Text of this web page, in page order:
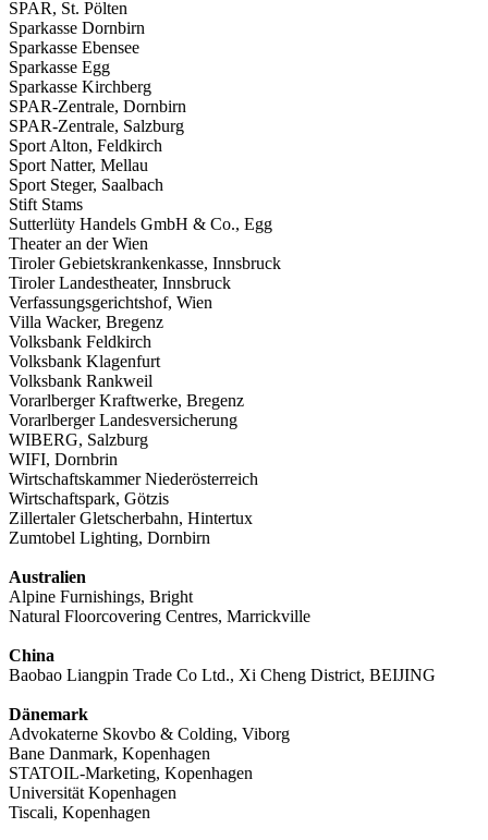
SPAR, St. Pölten
Sparkasse Dornbirn
Sparkasse Ebensee
Sparkasse Egg
Sparkasse Kirchberg
SPAR-Zentrale, Dornbirn
SPAR-Zentrale, Salzburg
Sport Alton, Feldkirch
Sport Natter, Mellau
Sport Steger, Saalbach
Stift Stams
Sutterlüty Handels GmbH & Co., Egg
Theater an der Wien
Tiroler Gebietskrankenkasse, Innsbruck
Tiroler Landestheater, Innsbruck
Verfassungsgerichtshof, Wien
Villa Wacker, Bregenz
Volksbank Feldkirch
Volksbank Klagenfurt
Volksbank Rankweil
Vorarlberger Kraftwerke, Bregenz
Vorarlberger Landesversicherung
WIBERG, Salzburg
WIFI, Dornbrin
Wirtschaftskammer Niederösterreich
Wirtschaftspark, Götzis
Zillertaler Gletscherbahn, Hintertux
Zumtobel Lighting, Dornbirn
Australien
Alpine Furnishings, Bright
Natural Floorcovering Centres, Marrickville
China
Baobao Liangpin Trade Co Ltd., Xi Cheng District, BEIJING
Dänemark
Advokaterne Skovbo & Colding, Viborg
Bane Danmark, Kopenhagen
STATOIL-Marketing, Kopenhagen
Universität Kopenhagen
Tiscali, Kopenhagen